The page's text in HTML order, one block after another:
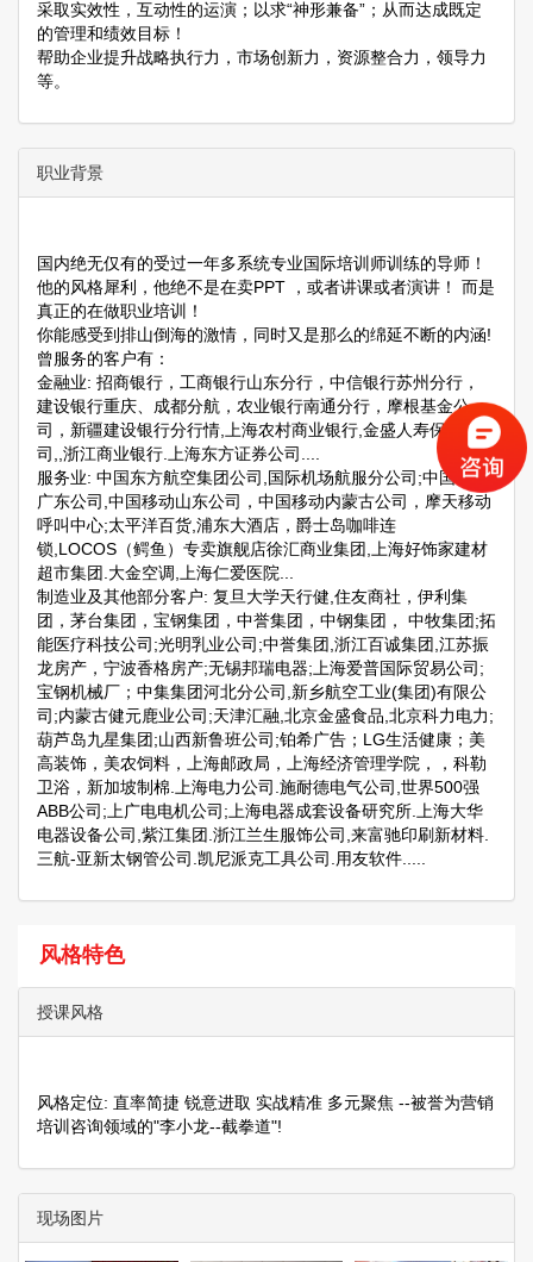
采取实效性，互动性的运演；以求“神形兼备”；从而达成既定
的管理和绩效目标！
帮助企业提升战略执行力，市场创新力，资源整合力，领导力
等。
职业背景
国内绝无仅有的受过一年多系统专业国际培训师训练的导师！
他的风格犀利，他绝不是在卖PPT ，或者讲课或者演讲！ 而是
真正的在做职业培训！
你能感受到排山倒海的激情，同时又是那么的绵延不断的内涵!
曾服务的客户有：
金融业: 招商银行，工商银行山东分行，中信银行苏州分行，
建设银行重庆、成都分航，农业银行南通分行，摩根基金公
司，新疆建设银行分行情,上海农村商业银行,金盛人寿保险公
司,,浙江商业银行.上海东方证券公司....
服务业: 中国东方航空集团公司,国际机场航服分公司;中国移动
广东公司,中国移动山东公司，中国移动内蒙古公司，摩天移动
呼叫中心;太平洋百货,浦东大酒店，爵士岛咖啡连
锁,LOCOS（鳄鱼）专卖旗舰店徐汇商业集团,上海好饰家建材
超市集团.大金空调,上海仁爱医院...
制造业及其他部分客户: 复旦大学天行健,住友商社，伊利集
团，茅台集团，宝钢集团，中誉集团，中钢集团， 中牧集团;拓
能医疗科技公司;光明乳业公司;中誉集团,浙江百诚集团,江苏振
龙房产，宁波香格房产;无锡邦瑞电器;上海爱普国际贸易公司;
宝钢机械厂；中集集团河北分公司,新乡航空工业(集团)有限公
司;内蒙古健元鹿业公司;天津汇融,北京金盛食品,北京科力电力;
葫芦岛九星集团;山西新鲁班公司;铂希广告；LG生活健康；美
高装饰，美农饲料，上海邮政局，上海经济管理学院，，科勒
卫浴，新加坡制棉.上海电力公司.施耐德电气公司,世界500强
ABB公司;上广电电机公司;上海电器成套设备研究所.上海大华
电器设备公司,紫江集团.浙江兰生服饰公司,来富驰印刷新材料.
三航-亚新太钢管公司.凯尼派克工具公司.用友软件.....
风格特色
授课风格
风格定位: 直率简捷 锐意进取 实战精准 多元聚焦 --被誉为营销
培训咨询领域的"李小龙--截拳道"!
现场图片